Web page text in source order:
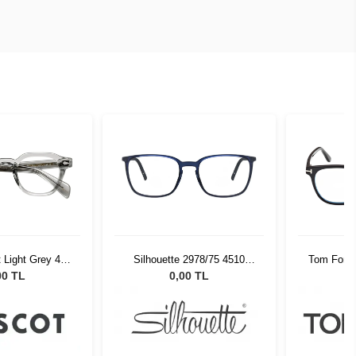
Light Grey 49
01
TL
Silhouette 2978/75 4510
54/18
0,00 TL
Tom Ford